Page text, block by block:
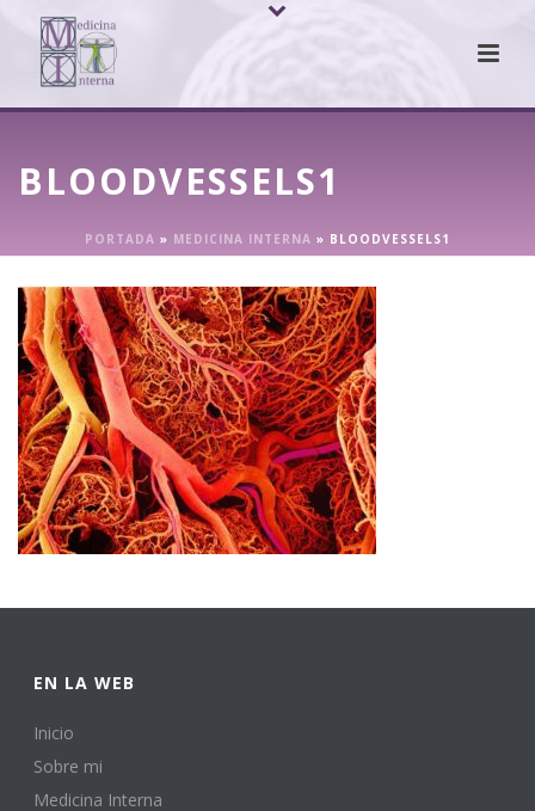
BLOODVESSELS1
PORTADA » MEDICINA INTERNA » BLOODVESSELS1
EN LA WEB
Inicio
Sobre mi
Medicina Interna